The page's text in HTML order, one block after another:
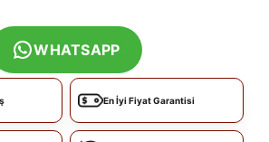
WHATSAPP
En İyi Fiyat Garantisi